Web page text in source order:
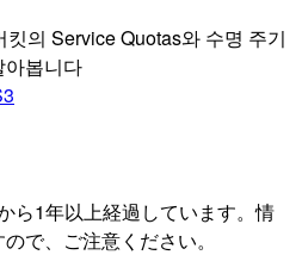
의 Service Quotas와 수명 주기
아봅니다
ら1年以上経過しています。情
で、ご注意ください。